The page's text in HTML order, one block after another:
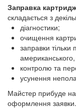
Заправка
Заправка
Заправка
Заправка
Заправка
Заправка
Борщагівка
Заправка
Заправка
складається з
діагностики;
очищення
заправки
контролю та
усунення
Майстер прибуде
оформлення заявки.